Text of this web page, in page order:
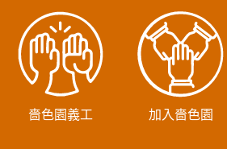
嗇色園義工 加入嗇色園